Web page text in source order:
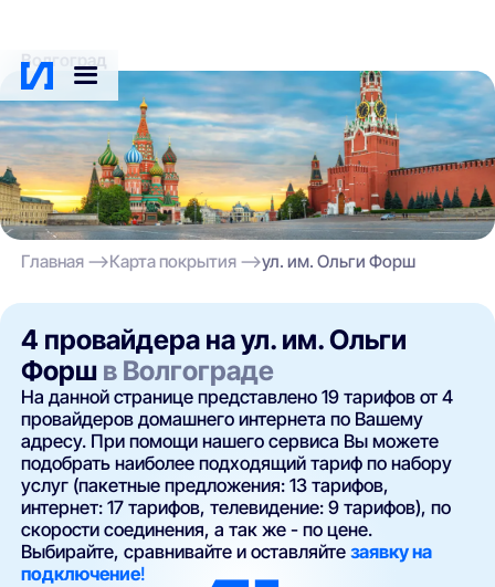
Волгоград
Главная Карта покрытия ул. им. Ольги Форш
4 провайдера на ул. им. Ольги
Форш в Волгограде
На данной странице представлено 19 тарифов от 4
провайдеров домашнего интернета по Вашему
адресу. При помощи нашего сервиса Вы можете
подобрать наиболее подходящий тариф по набору
услуг (пакетные предложения: 13 тарифов,
интернет: 17 тарифов, телевидение: 9 тарифов), по
скорости соединения, а так же - по цене.
Выбирайте, сравнивайте и оставляйтезаявку на
подключение!